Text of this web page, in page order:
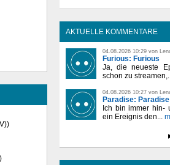
AKTUELLE KOMMENTARE
04.08.2026 10:29 von
Furious: Furious
Ja, die neueste
schon zu
04.08.2026 10:27 von
Paradise: Paradise
Ich bin immer hin-
ein Ereignis den...